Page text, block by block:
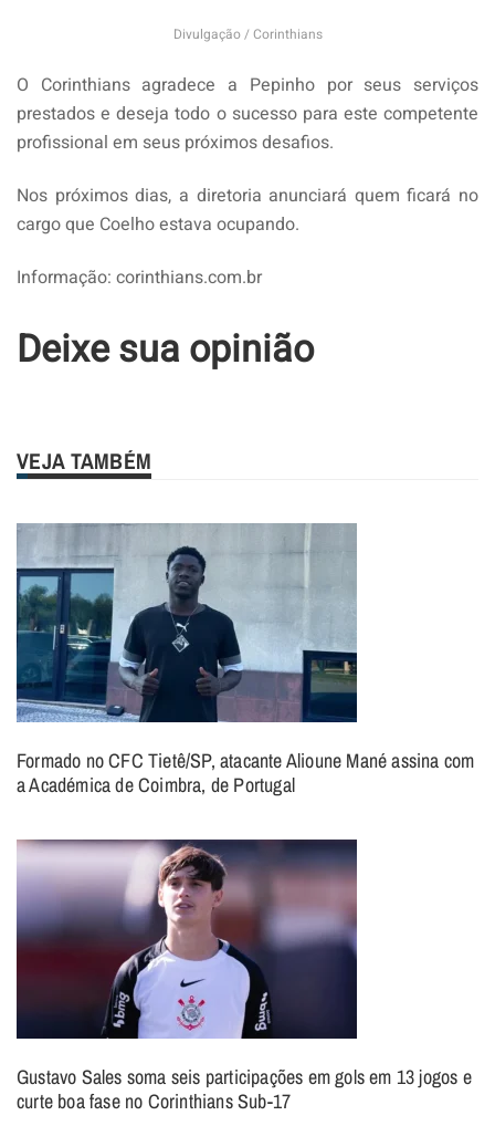
Divulgação / Corinthians
O Corinthians agradece a Pepinho por seus serviços
prestados e deseja todo o sucesso para este competente
profissional em seus próximos desafios.
Nos próximos dias, a diretoria anunciará quem ficará no
cargo que Coelho estava ocupando.
Informação: corinthians.com.br
Deixe sua opinião
VEJA TAMBÉM
Formado no CFC Tietê/SP, atacante Alioune Mané assina com
a Académica de Coimbra, de Portugal
Gustavo Sales soma seis participações em gols em 13 jogos e
curte boa fase no Corinthians Sub-17